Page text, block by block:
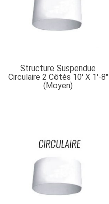
Structure Suspendue
Circulaire 2 Côtés 10′ X 1′-8″
(moyen)